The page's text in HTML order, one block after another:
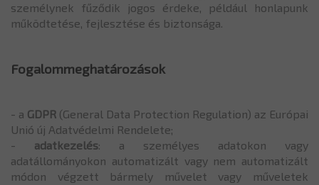
személynek fűződik jogos érdeke, például honlapunk
működtetése, fejlesztése és biztonsága.
Fogalommeghatározások
- a GDPR (General Data Protection Regulation) az Európai
Unió új Adatvédelmi Rendelete;
- adatkezelés: a személyes adatokon vagy
adatállományokon automatizált vagy nem automatizált
módon végzett bármely művelet vagy műveletek